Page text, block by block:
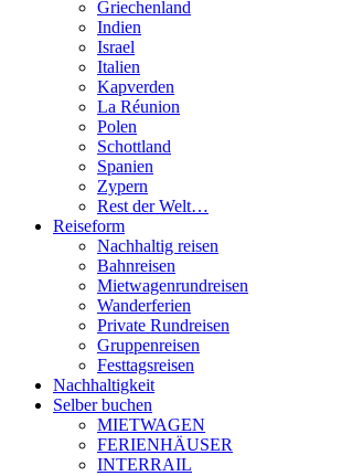
Griechenland
Indien
Israel
Italien
Kapverden
La Réunion
Polen
Schottland
Spanien
Zypern
Rest der Welt…
Reiseform
Nachhaltig reisen
Bahnreisen
Mietwagenrundreisen
Wanderferien
Private Rundreisen
Gruppenreisen
Festtagsreisen
Nachhaltigkeit
Selber buchen
MIETWAGEN
FERIENHÄUSER
INTERRAIL